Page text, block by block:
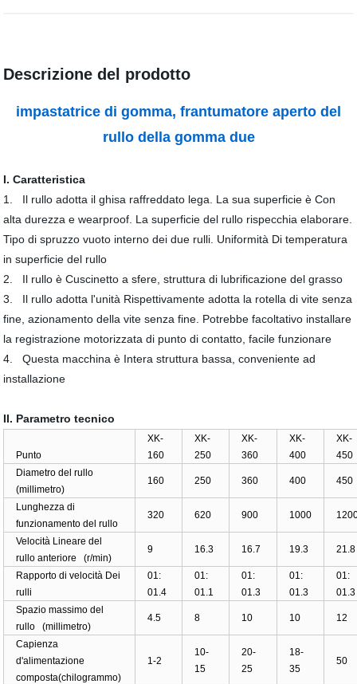
Descrizione del prodotto
impastatrice di gomma, frantumatore aperto del
rullo della gomma due
I. Caratteristica
1. Il rullo adotta il ghisa raffreddato lega. La sua superficie è Con
alta durezza e wearproof. La superficie del rullo rispecchia elaborare.
Tipo di spruzzo vuoto interno dei due rulli. Uniformità Di temperatura
in superficie del rullo
2. Il rullo è Cuscinetto a sfere, struttura di lubrificazione del grasso
3. Il rullo adotta l'unità Rispettivamente adotta la rotella di vite senza
fine, azionamento della vite senza fine. Potrebbe facoltativo installare
la registrazione motorizzata di punto di contatto, facile funzionare
4.Questa macchina è Intera struttura bassa, conveniente ad
installazione
II. Parametro tecnico
Punto
XK-
160
XK-
250
XK-
360
XK-
400
XK-
450
Diametro del rullo
(millimetro)
160 250 360 400 450
Lunghezza di
funzionamento del rullo
320 620 900 1000
Velocità Lineare del
rullo anteriore(r/min)
9 16.3 16.7 19.3 21.8
Rapporto di velocità Dei
rulli
01:
01.4
01:
01.1
01:
01.3
01:
01.3
01:
01.3
Spazio massimo del
rullo(millimetro)
4.5 8 10 10 12
Capienza
d'alimentazione
composta(chilogrammo)
1-2
10-
15
20-
25
18-
35
50